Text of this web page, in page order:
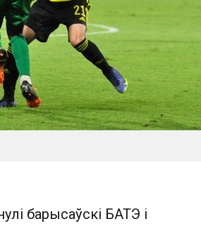
барысаўскі БАТЭ і